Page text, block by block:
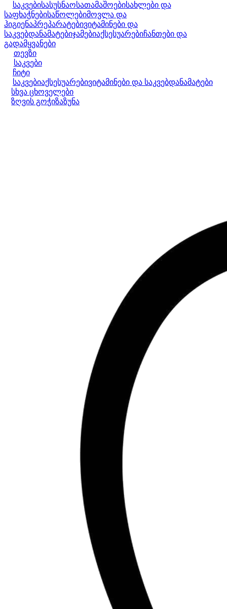
საკვებისასუსნაოსათამაშოებისახლები და
საფხაჭნებისაწოლებიმოვლა და
ჰიგიენაპრეპარატებივიტამინები და
საკვებდანამატებიჯამებიაქსესუარებიჩანთები და
გადამყვანები
თევზი
საკვები
ჩიტი
საკვებიაქსესუარებივიტამინები და საკვებდანამატები
სხვა ცხოველები
ზღვის გოჭიზაზუნა